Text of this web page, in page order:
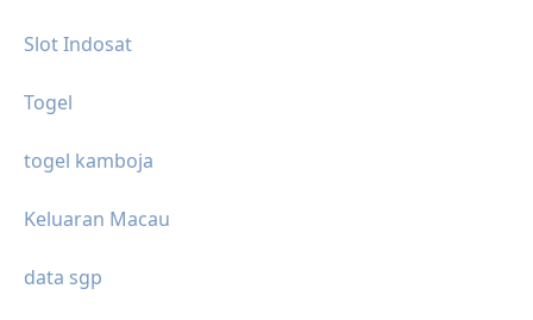
Slot Indosat
Togel
togel kamboja
Keluaran Macau
data sgp